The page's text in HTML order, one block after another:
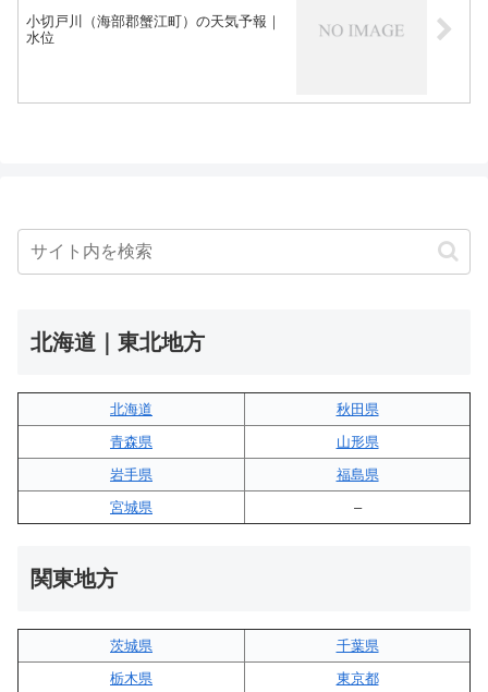
小切戸川（海部郡蟹江町）の天気予報｜
水位
北海道｜東北地方
北海道
秋田県
青森県
山形県
岩手県
福島県
宮城県
–
関東地方
茨城県
千葉県
栃木県
東京都